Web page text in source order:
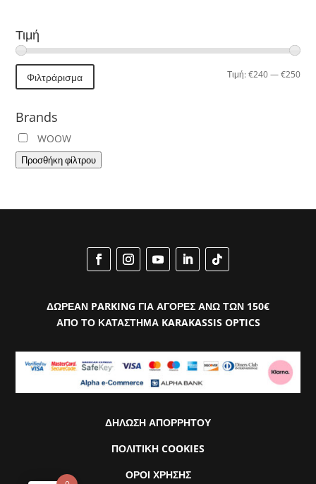
Τιμή
Φιλτράρισμα Τιμή:€240—€250
Brands
WOOW
Προσθήκη φίλτρου
ΔΩΡΕΑΝ PARKING ΓΙΑ ΑΓΟΡΕΣ ΑΝΩ ΤΩΝ 150€
ΑΠΟ ΤΟ ΚΑΤΑΣΤΗΜΑ KARAKASSIS OPTICS
ΔΗΛΩΣΗ ΑΠΟΡΡΗΤΟΥ
ΠΟΛΙΤΙΚΗ COOKIES
ΟΡΟΙ ΧΡΗΣΗΣ